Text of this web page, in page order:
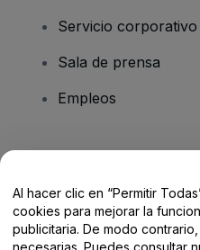
Servicio corporativo
Sala de prensa
Empleos
Centro de Ayuda /
Al hacer clic en “Permitir
cookies para mejorar la
publicitaria. De modo
necesarias. Puedes consultar